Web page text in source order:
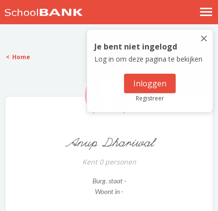
Nostalgische verhalen
Log in
Meld je gratis aan
×
Je bent niet ingelogd
Log in om deze pagina te bekijken
Inloggen
Registreer
Home
Anup Dhariwal
Kent 0 personen
Burg. staat -
Woont in -